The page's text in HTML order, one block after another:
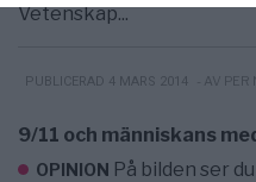
Vetenskap...
PUBLICERAD 4 MARS 2014 - AV
9/11 och människans
OPINION På bilden ser